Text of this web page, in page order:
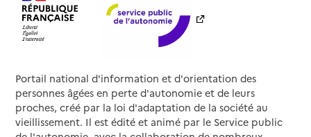
Portail national d'information et d'orientation des
personnes âgées en perte d'autonomie et de leurs
proches, créé par la loi d'adaptation de la société au
vieillissement. Il est édité et animé par le Service public